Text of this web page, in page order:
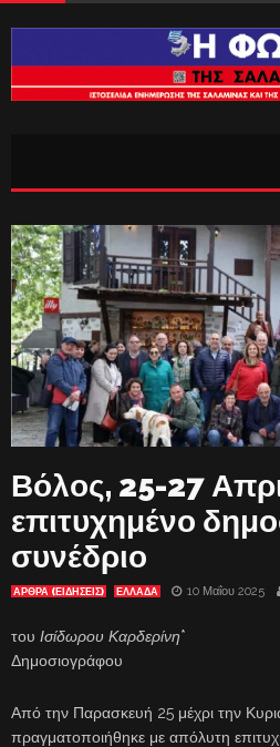
Βόλος, 25-27
επιτυχημένο
συνέδριο
ΑΡΘΡΑ (ΕΙΔΗΣΕΙΣ) ΕΛΛΑΔΑ 10 Μαΐου 2025
του Ισίδωρου Καρδερίνη*
Δημοσιογράφου
Από την Παρασκευή 25 μέχρι την
πραγματοποιήθηκε με απόλυτη